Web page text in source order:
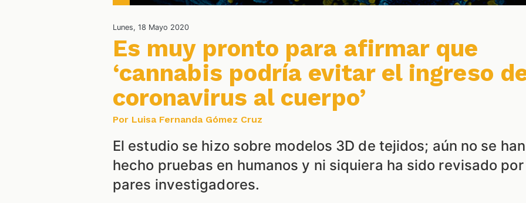
Lunes, 18 Mayo 2020
Es muy pronto para afirmar que
‘cannabis podría evitar el ingreso
coronavirus al cuerpo’
Por Luisa Fernanda Gómez Cruz
El estudio se hizo sobre modelos 3D de tejidos; aún no se han
hecho pruebas en humanos y ni siquiera ha sido revisado por
pares investigadores.